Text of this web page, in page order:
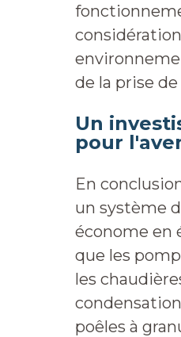
de la prise
Un
pour
En
un système
économe en
que les
les
poêles à